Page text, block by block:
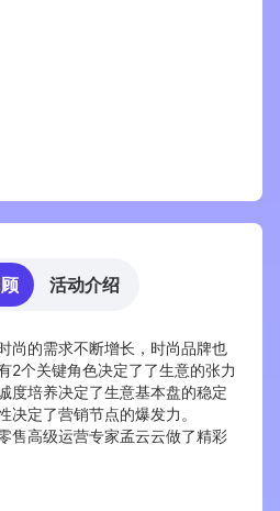
有赞商盟
认证代理商
设计服务商
活动介绍
尚的需求不断增长，时尚品牌也
2个关键角色决定了了生意的张力
度培养决定了生意基本盘的稳定
决定了营销节点的爆发力。
售高级运营专家孟云云做了精彩